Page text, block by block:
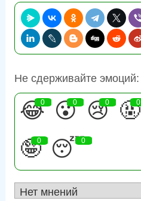
Не сдерживайте эмоций:
😂
0 😮
0 😢
0 🤬
0
🤪
0 😴
0